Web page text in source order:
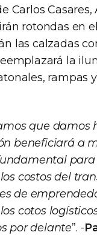
Carlos Casares,
rotondas en
las calzadas
la
rampas
que
beneficiará a
costos del
de
cotos
por delante”. -